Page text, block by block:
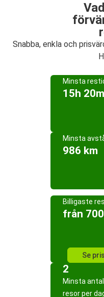
Snabba, enkla och
Minsta
15h
Minsta
986 km
Billigaste
från
Se
2
Minsta antal
resor per